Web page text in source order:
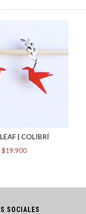
| COLIBRÍ
$19.900
SOCIALES